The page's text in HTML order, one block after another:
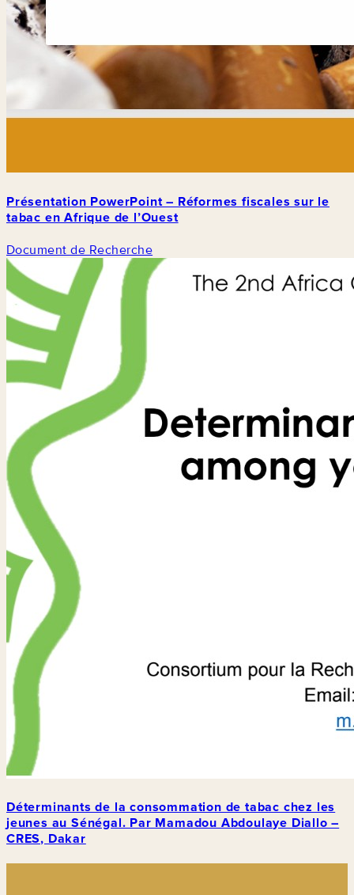
Présentation PowerPoint – Réformes fiscales sur le
tabac en Afrique de l’Ouest
Document de Recherche
Déterminants de la consommation de tabac chez les
jeunes au Sénégal. Par Mamadou Abdoulaye Diallo –
CRES, Dakar